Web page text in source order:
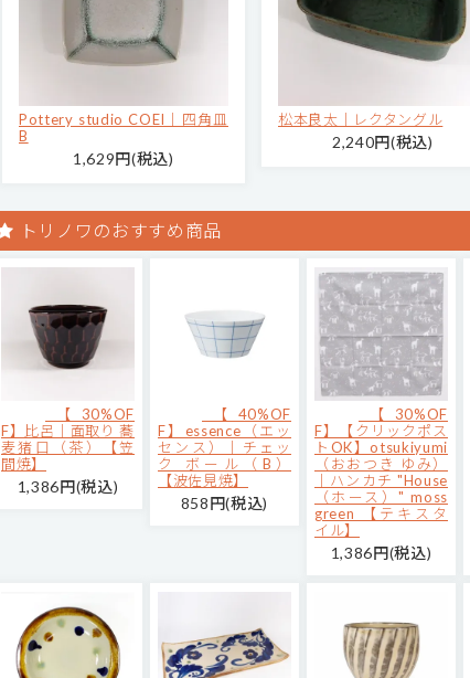
Pottery studio COEI｜四角皿
B
1,629円(税込)
松本良太｜レクタングル
2,240円(税込)
トリノワのおすすめ商品
【30%OF
F】比呂｜面取り 蕎
麦猪口（茶）【笠
間焼】
1,386円(税込)
【40%OF
F】essence（エッ
センス）｜チェッ
ク ボール（B）
【波佐見焼】
858円(税込)
【30%OF
F】【クリックポス
トOK】otsukiyumi
（おおつき ゆみ）
｜ハンカチ "House
（ホース）" moss
green 【テキスタ
イル】
1,386円(税込)